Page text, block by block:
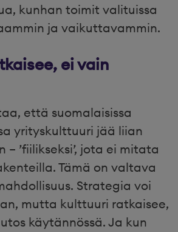
kunhan toimit valituissa
ja vaikuttavammin.
ei vain
että suomalaisissa
yrityskulttuuri jää liian
– ’fiilikseksi’, jota ei mitata
Tämä on valtava
Strategia voi
mutta kulttuuri ratkaisee,
käytännössä. Ja kun